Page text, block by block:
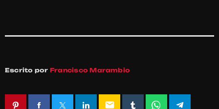
Escrito por Francisco Marambio
email